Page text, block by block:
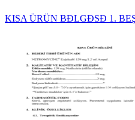
KISA ÜRÜN BĐLGĐSĐ 1.